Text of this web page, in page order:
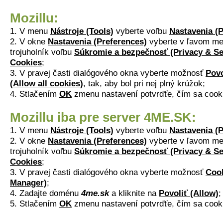
Mozillu:
1. V menu Nástroje (Tools) vyberte voľbu Nastavenia
2. V okne Nastavenia (Preferences) vyberte v ľavom
trojuholník voľbu Súkromie a bezpečnosť (Privacy &
Cookies;
3. V pravej časti dialógového okna vyberte možnosť
(Allow all cookies), tak, aby bol pri nej plný krúžok;
4. Stlačením OK zmenu nastavení potvrďťe, čím sa
Mozillu iba pre server 4ME.SK:
1. V menu Nástroje (Tools) vyberte voľbu Nastavenia
2. V okne Nastavenia (Preferences) vyberte v ľavom
trojuholník voľbu Súkromie a bezpečnosť (Privacy &
Cookies;
3. V pravej časti dialógového okna vyberte možnosť
Manager);
4. Zadajte doménu4me.ska kliknite na Povoliť (Allow);
5. Stlačením OK zmenu nastavení potvrďťe, čím sa